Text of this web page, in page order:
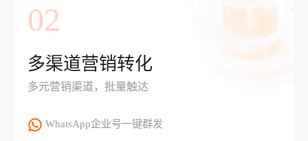
02
多渠道营销转化
多元营销渠道，批量触达
WhatsApp企业号一键群发